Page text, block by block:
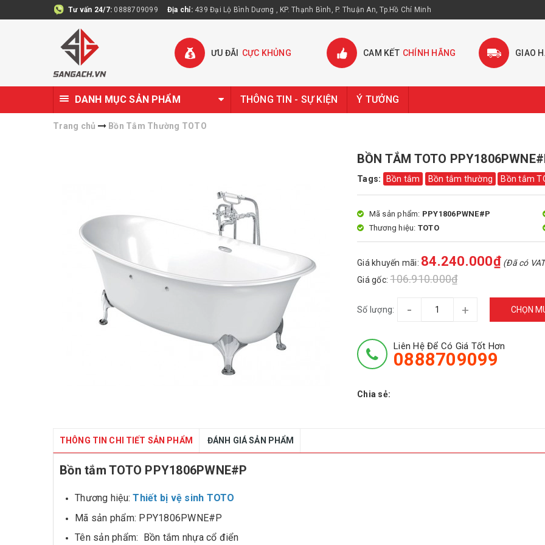
Tư vấn 24/7: 0888709099 Địa chỉ: 439 Đại Lộ Bình Dương , KP. Thạnh Bình, P. Thuận An, Tp.Hồ Chí Minh
ƯU ĐÃI CỰC KHỦNG CAM KẾT CHÍNH HÃNG GIAO
DANH MỤC SẢN PHẨM THÔNG TIN - SỰ KIỆN Ý TƯỞNG
Trang chủ Bồn Tắm Thường TOTO
BỒN TẮM TOTO
Tags: Bồn tắm Bồn tắm thường Bồn tắm
Mã sản phẩm: PPY1806PWNE#P
Thương hiệu: TOTO
Giá khuyến mãi: 84.240.000₫ (Đã có
Giá gốc:106.910.000₫
Số lượng: - + CHỌN
Liên Hệ Để Có Giá Tốt Hơn
0888709099
Chia sẻ:
THÔNG TIN CHI TIẾT SẢN PHẨM ĐÁNH GIÁ SẢN PHẨM
Bồn tắm TOTO PPY1806PWNE#P
Thương hiệu:Thiết bị vệ sinh TOTO
Mã sản phẩm: PPY1806PWNE#P
Tên sản phẩm: Bồn tắm nhựa cổ điển